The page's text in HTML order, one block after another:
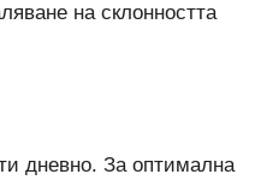
на склонността
дневно. За оптимална